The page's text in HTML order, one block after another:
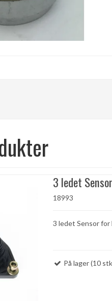
3 ledet
18993
3 ledet Sensor for
På lager (10